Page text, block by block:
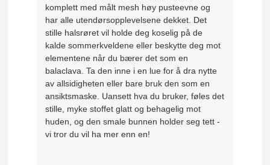
komplett med målt mesh høy pusteevne og
har alle utendørsopplevelsene dekket. Det
stille halsrøret vil holde deg koselig på de
kalde sommerkveldene eller beskytte deg mot
elementene når du bærer det som en
balaclava. Ta den inne i en lue for å dra nytte
av allsidigheten eller bare bruk den som en
ansiktsmaske. Uansett hva du bruker, føles det
stille, myke stoffet glatt og behagelig mot
huden, og den smale bunnen holder seg tett -
vi tror du vil ha mer enn en!